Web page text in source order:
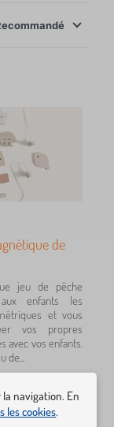
pour la
ne
l'imagination
en bois.
de
jeu de pêche
enfants les
et vous
vos propres
avec vos enfants.
de...
€
€
navigation. En
les cookies.